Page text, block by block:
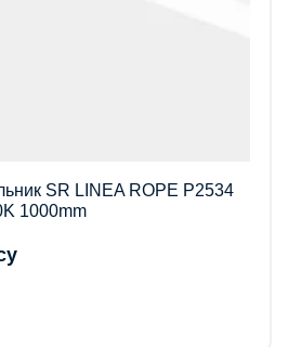
SR LINEA ROPE P2534
1000mm